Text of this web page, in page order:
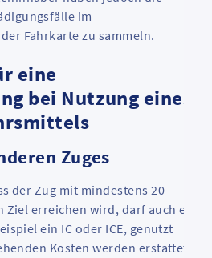
im
Fahrkarte zu sammeln.
eine
bei Nutzung eines
Zuges
der Zug mit mindestens 20
erreichen wird, darf auch ein
ein IC oder ICE, genutzt
Kosten werden erstattet.